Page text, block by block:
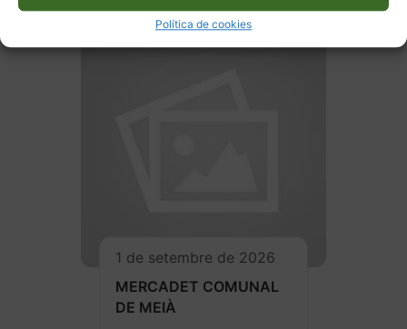
Política de cookies
1 de setembre de 2026
MERCADET COMUNAL
DE MEIÀ